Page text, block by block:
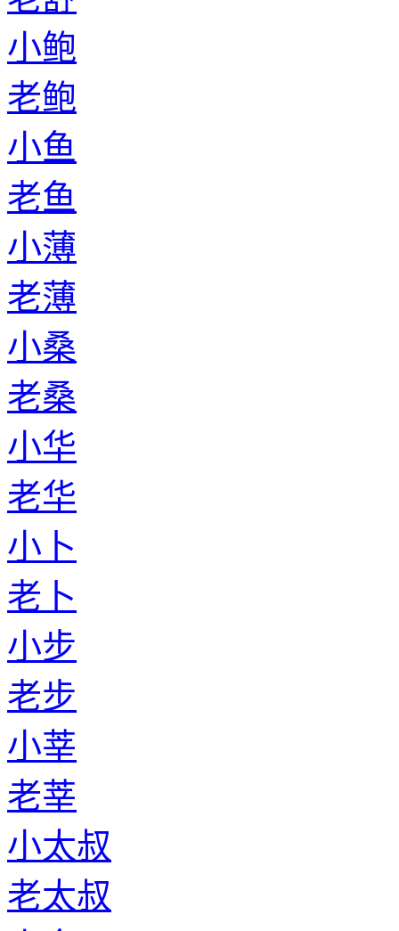
老卜
小步
老步
小莘
老莘
小太叔
老太叔
小佘
老佘
小东方
老东方
小贡
老贡
小扶
老扶
小诸葛
老诸葛
小项